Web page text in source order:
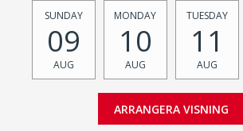
SUNDAY
09
AUG
MONDAY
10
AUG
TUESDAY
11
AUG